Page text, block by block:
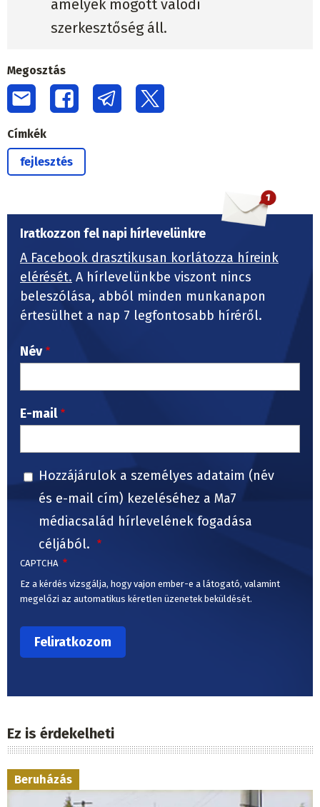
amelyek mögött valódi
szerkesztőség áll.
Megosztás
Címkék
fejlesztés
Iratkozzon fel napi hírlevelünkre
A Facebook drasztikusan korlátozza híreink
elérését. A hírlevelünkbe viszont nincs
beleszólása, abból minden munkanapon
értesülhet a nap 7 legfontosabb híréről.
Név
E-mail
Hozzájárulok a személyes adataim (név
és e-mail cím) kezeléséhez a Ma7
médiacsalád hírlevelének fogadása
céljából.
CAPTCHA
Ez a kérdés vizsgálja, hogy vajon ember-e a látogató, valamint
megelőzi az automatikus kéretlen üzenetek beküldését.
Ez is érdekelheti
Beruházás